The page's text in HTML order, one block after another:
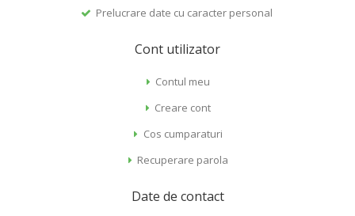
Prelucrare date cu caracter personal
Cont utilizator
Contul meu
Creare cont
Cos cumparaturi
Recuperare parola
Date de contact